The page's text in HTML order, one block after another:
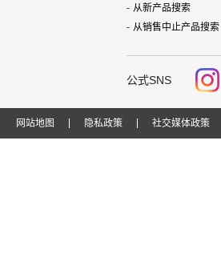
从新产品搜索
从销售中止产品搜索
公式SNS
网站地图 隐私政策 社交媒体政策